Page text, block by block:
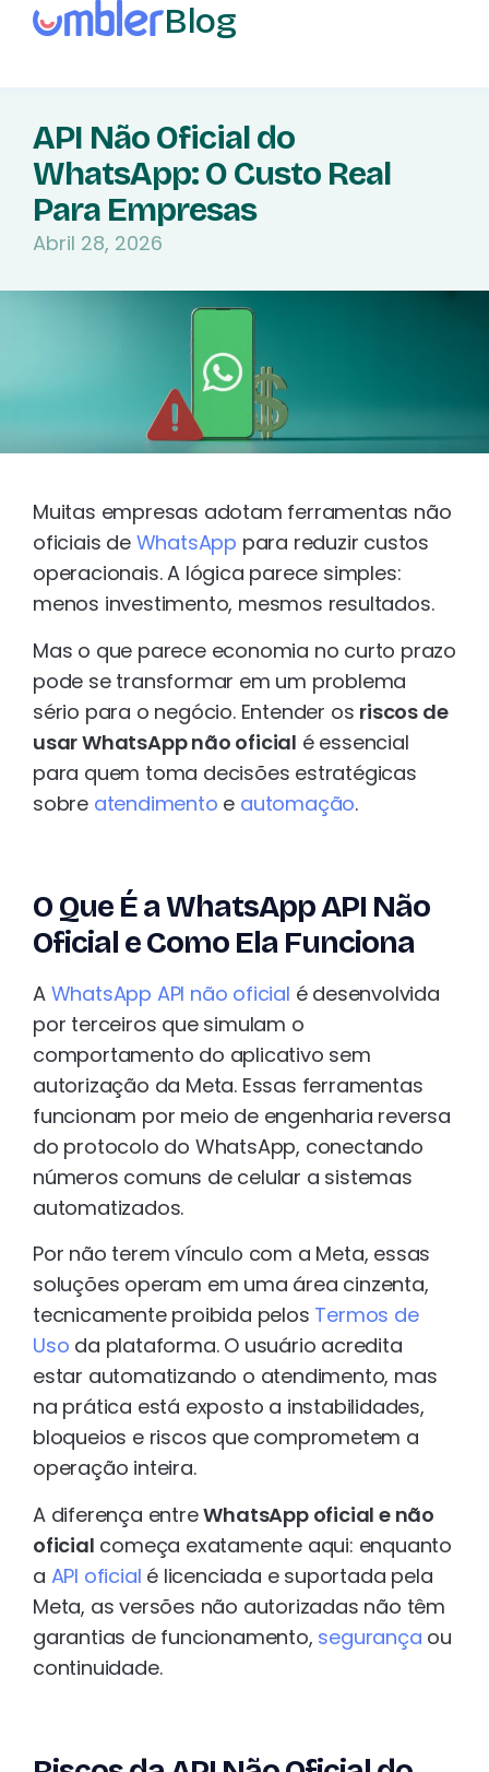
Blog
API Não Oficial do
WhatsApp: O Custo Real
Para Empresas
Abril 28, 2026
Muitas empresas adotam ferramentas não
oficiais de WhatsApp para reduzir custos
operacionais. A lógica parece simples:
menos investimento, mesmos resultados.
Mas o que parece economia no curto prazo
pode se transformar em um problema
sério para o negócio. Entender os riscos de
usar WhatsApp não oficial é essencial
para quem toma decisões estratégicas
sobre atendimento e automação.
O Que É a WhatsApp API Não
Oficial e Como Ela Funciona
A WhatsApp API não oficial é desenvolvida
por terceiros que simulam o
comportamento do aplicativo sem
autorização da Meta. Essas ferramentas
funcionam por meio de engenharia reversa
do protocolo do WhatsApp, conectando
números comuns de celular a sistemas
automatizados.
Por não terem vínculo com a Meta, essas
soluções operam em uma área cinzenta,
tecnicamente proibida pelos Termos de
Uso da plataforma. O usuário acredita
estar automatizando o atendimento, mas
na prática está exposto a instabilidades,
bloqueios e riscos que comprometem a
operação inteira.
A diferença entreWhatsApp oficial e não
oficial começa exatamente aqui: enquanto
a API oficial é licenciada e suportada pela
Meta, as versões não autorizadas não têm
garantias de funcionamento, segurança ou
continuidade.